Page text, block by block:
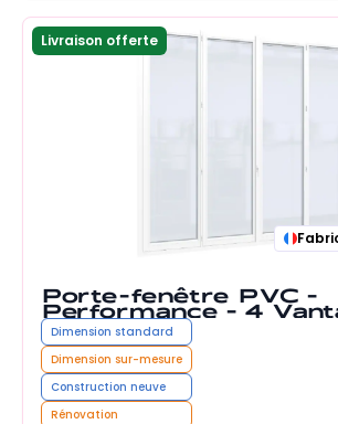
Livraison offerte
Porte-fenêtre PVC -
Performance - 4
Dimension standard
Dimension sur-mesure
Construction neuve
Rénovation